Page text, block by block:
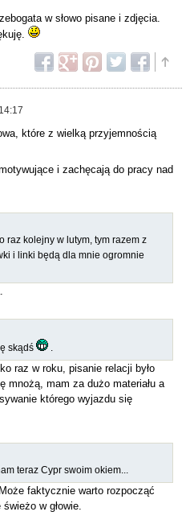
w słowo pisane i zdjęcia.
które z wielką przyjemnością
i zachęcają do pracy nad
raz kolejny w lutym, tym razem z
i linki będą dla mnie ogromnie
skądś .
raz w roku, pisanie relacji było
mnożą, mam za dużo materiału a
którego wyjazdu się
teraz Cypr swoim okiem...
faktycznie warto rozpocząć
w głowie.